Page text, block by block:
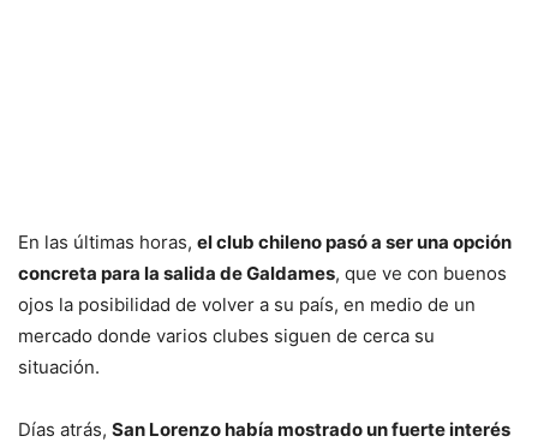
En las últimas horas, el club chileno pasó a ser una opción
concreta para la salida de Galdames, que ve con buenos
ojos la posibilidad de volver a su país, en medio de un
mercado donde varios clubes siguen de cerca su
situación.
Días atrás, San Lorenzo había mostrado un fuerte interés